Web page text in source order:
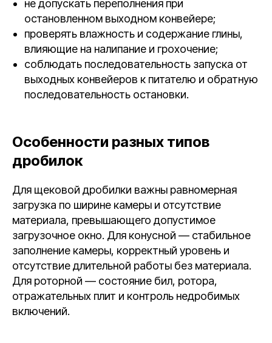
не допускать переполнения при
остановленном выходном конвейере;
проверять влажность и содержание глины,
влияющие на налипание и грохочение;
соблюдать последовательность запуска от
выходных конвейеров к питателю и обратную
последовательность остановки.
Особенности разных типов
дробилок
Для щековой дробилки важны равномерная
загрузка по ширине камеры и отсутствие
материала, превышающего допустимое
загрузочное окно. Для конусной — стабильное
заполнение камеры, корректный уровень и
отсутствие длительной работы без материала.
Для роторной — состояние бил, ротора,
отражательных плит и контроль недробимых
включений.